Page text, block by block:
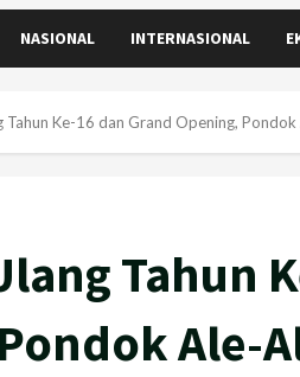
NASIONAL INTERNASIONAL
Tahun Ke-16 dan Grand Opening,
Tahun
Ale-